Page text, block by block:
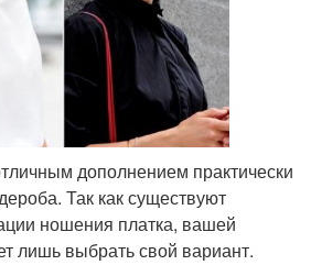
дополнением практически
Так как существуют
ношения платка, вашей
лишь выбрать свой вариант.